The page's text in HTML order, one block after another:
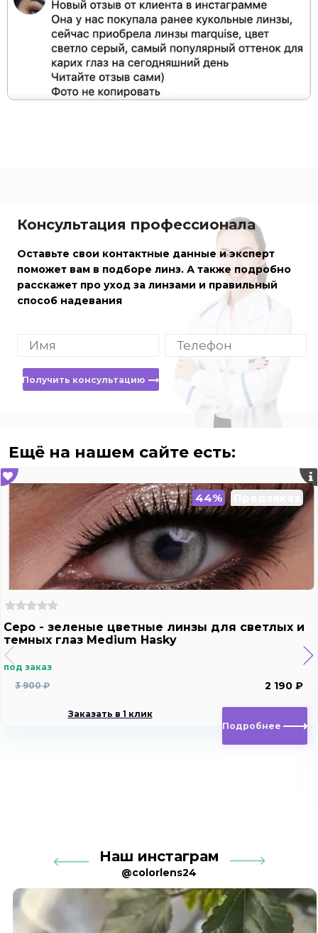
Консультация профессионала
Оставьте свои контактные данные и эксперт
поможет вам в подборе линз. А также подробно
расскажет про уход за линзами и правильный
способ надевания
Получить консультацию
Ещё на нашем сайте есть:
44%
Серо - зеленые цветные линзы для светлых и
темных глаз Medium Hasky
под заказ
3 900 ₽
2 190 ₽
Заказать в 1 клик
Подробнее
Наш инстаграм
@colorlens24